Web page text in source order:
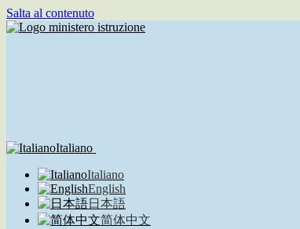
Salta al contenuto
Italiano
Italiano
English
日本語
简体中文